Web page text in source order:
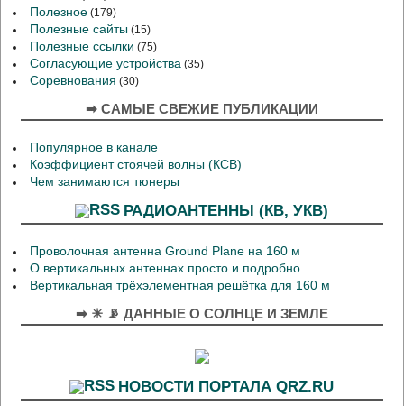
Полезное (179)
Полезные сайты (15)
Полезные ссылки (75)
Согласующие устройства (35)
Соревнования (30)
➡ САМЫЕ СВЕЖИЕ ПУБЛИКАЦИИ
Популярное в канале
Коэффициент стоячей волны (КСВ)
Чем занимаются тюнеры
РАДИОАНТЕННЫ (КВ, УКВ)
Проволочная антенна Ground Plane на 160 м
О вертикальных антеннах просто и подробно
Вертикальная трёхэлементная решётка для 160 м
➡ ☀ 📡 ДАННЫЕ О СОЛНЦЕ И ЗЕМЛЕ
НОВОСТИ ПОРТАЛА QRZ.RU